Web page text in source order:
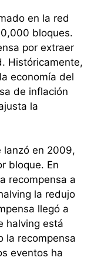
en la red
bloques.
por extraer
Históricamente,
economía del
de inflación
la
lanzó en 2009,
bloque. En
recompensa a
la redujo
llegó a
halving está
la recompensa
eventos ha